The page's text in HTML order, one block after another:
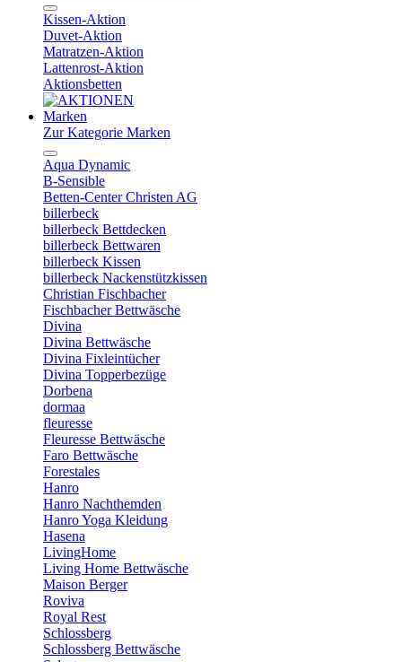
Kissen-Aktion
Duvet-Aktion
Matratzen-Aktion
Lattenrost-Aktion
Aktionsbetten
Marken
Zur Kategorie Marken
Aqua Dynamic
B-Sensible
Betten-Center Christen AG
billerbeck
billerbeck Bettdecken
billerbeck Bettwaren
billerbeck Kissen
billerbeck Nackenstützkissen
Christian Fischbacher
Fischbacher Bettwäsche
Divina
Divina Bettwäsche
Divina Fixleintücher
Divina Topperbezüge
Dorbena
dormaa
fleuresse
Fleuresse Bettwäsche
Faro Bettwäsche
Forestales
Hanro
Hanro Nachthemden
Hanro Yoga Kleidung
Hasena
LivingHome
Living Home Bettwäsche
Maison Berger
Roviva
Royal Rest
Schlossberg
Schlossberg Bettwäsche